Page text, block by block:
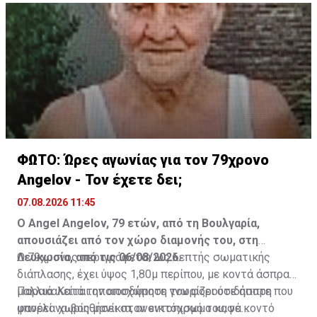
ΦΩΤΟ: Ώρες αγωνίας για τον 79χρονο
Angelov - Τον έχετε δει;
07.08.2026 11:45
Ο Angel Angelov, 79 ετών, από τη Βουλγαρία,
απουσιάζει από τον χώρο διαμονής του, στη
Λευκωσία, από τις 06/08/2026.
Ο 79χρονος περιγράφεται ως λεπτής σωματικής
διάπλασης, έχει ύψος 1,80μ περίπου, με κοντά άσπρα
μαλλιά. Κατά την αποχώρηση του φορούσε άσπρη
φανέλα χωρίς μανίκια, ανοικτόχρωμο καφέ κοντό
Παρακαλείται οποιοσδήποτε γνωρίζει οτιδήποτε που
μπορεί να βοηθήσει στον εντοπισμό του, να